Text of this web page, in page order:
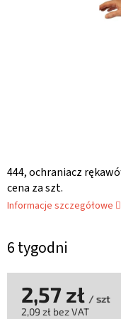
6 tygodni
444, ochraniacz
cena za szt.
Informacje szczegółowe
2,57 zł / szt
2,09 zł bez VAT